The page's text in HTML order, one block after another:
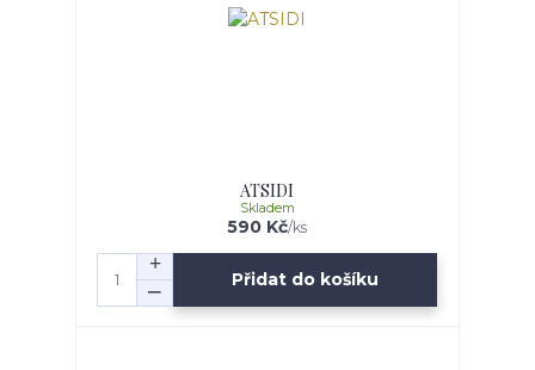
ATSIDI
590 Kč/ks
Skladem
Přidat do košíku